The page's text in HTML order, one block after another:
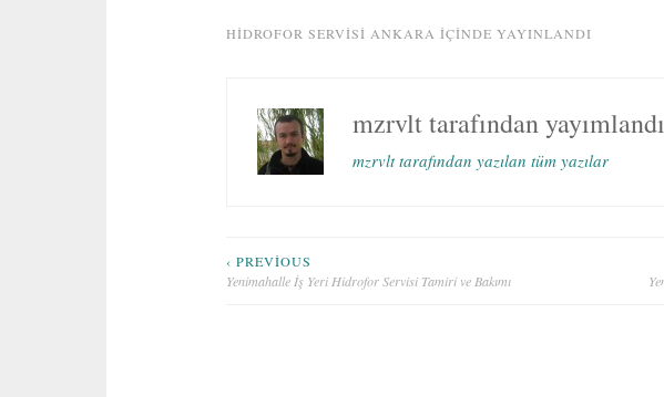
HIDROFOR SERVISI ANKARA IÇINDE YAYINLANDI
mzrvlttarafından yayımlandı
mzrvlt tarafından yazılan tüm yazılar
Yazı
‹ PREVIOUS
Yenimahalle İş Yeri Hidrofor Servisi Tamiri ve Bakımı